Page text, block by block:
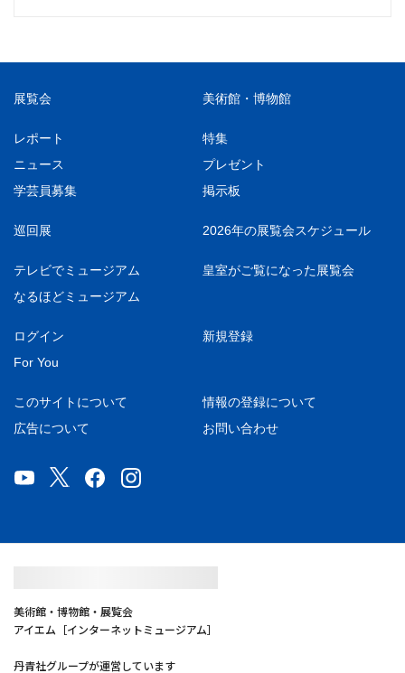
展覧会 美術館・博物館
レポート
特集
ニュース
プレゼント
学芸員募集
掲示板
巡回展 2026年の展覧会スケジュール
テレビでミュージアム
皇室がご覧になった展覧会
なるほどミュージアム
ログイン
新規登録
For You
このサイトについて
情報の登録について
広告について
お問い合わせ
美術館・博物館・展覧会
アイエム［インターネットミュージアム］
丹青社グループが運営しています